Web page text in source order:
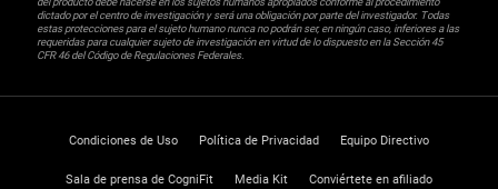
dictado por el centro de investigación y será una obligación por parte del investigador. Todas
estas protecciones para el sujeto humano nunca no podrán ser, en ningún caso, inferiores a las
requeridas para cualquier sujeto de investigación en virtud de lo dispuesto en la Sección 45
CFR 46 del Código de Regulaciones Federales.
Condiciones de Uso Política de Privacidad Equipo Directivo
Sala de prensa de CogniFit Media Kit Conviértete en afiliado